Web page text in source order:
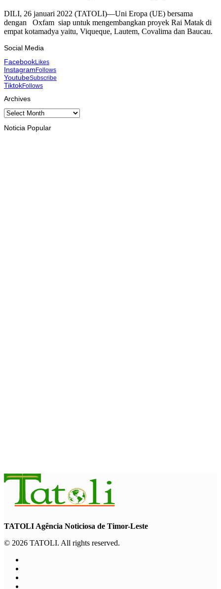
DILI, 26 januari 2022 (TATOLI)—Uni Eropa (UE) bersama
dengan Oxfam siap untuk mengembangkan proyek Rai Matak di
empat kotamadya yaitu, Viqueque, Lautem, Covalima dan Baucau.
Social Media
FacebookLikes
InstagramFollows
YoutubeSubscribe
TiktokFollows
Archives
Archives
Noticia Popular
TATOLI Agência Noticiosa de Timor-Leste
© 2026 TATOLI. All rights reserved.